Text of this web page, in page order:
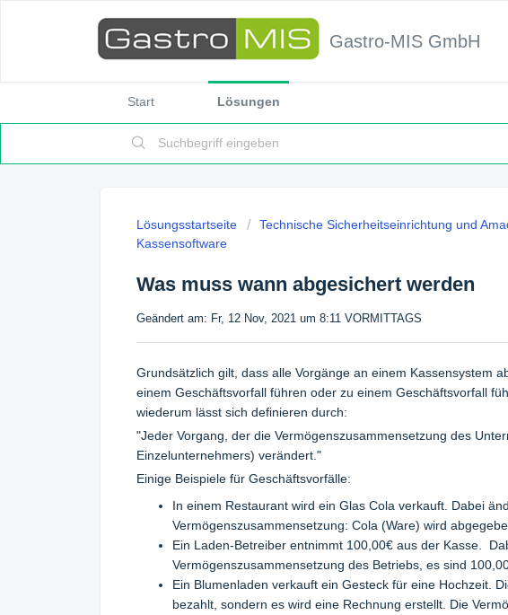
Gastro-MIS GmbH
Start Lösungen
Lösungsstartseite Technische Sicherheitseinrichtung und
Kassensoftware
Was muss wann abgesichert werden
Geändert am: Fr, 12 Nov, 2021 um 8:11 VORMITTAGS
Grundsätzlich gilt, dass alle Vorgänge an einem Kassensystem
einem Geschäftsvorfall führen oder zu einem Geschäftsvorfall
wiederum lässt sich definieren durch:
"Jeder Vorgang, der die Vermögenszusammensetzung des
Einzelunternehmers) verändert."
Einige Beispiele für Geschäftsvorfälle:
In einem Restaurant wird ein Glas Cola verkauft. Dabei
Vermögenszusammensetzung: Cola (Ware) wird
Ein Laden-Betreiber entnimmt 100,00€ aus der Kasse.
Vermögenszusammensetzung des Betriebs, es sind
Ein Blumenladen verkauft ein Gesteck für eine Hochzeit.
bezahlt, sondern es wird eine Rechnung erstellt. Die